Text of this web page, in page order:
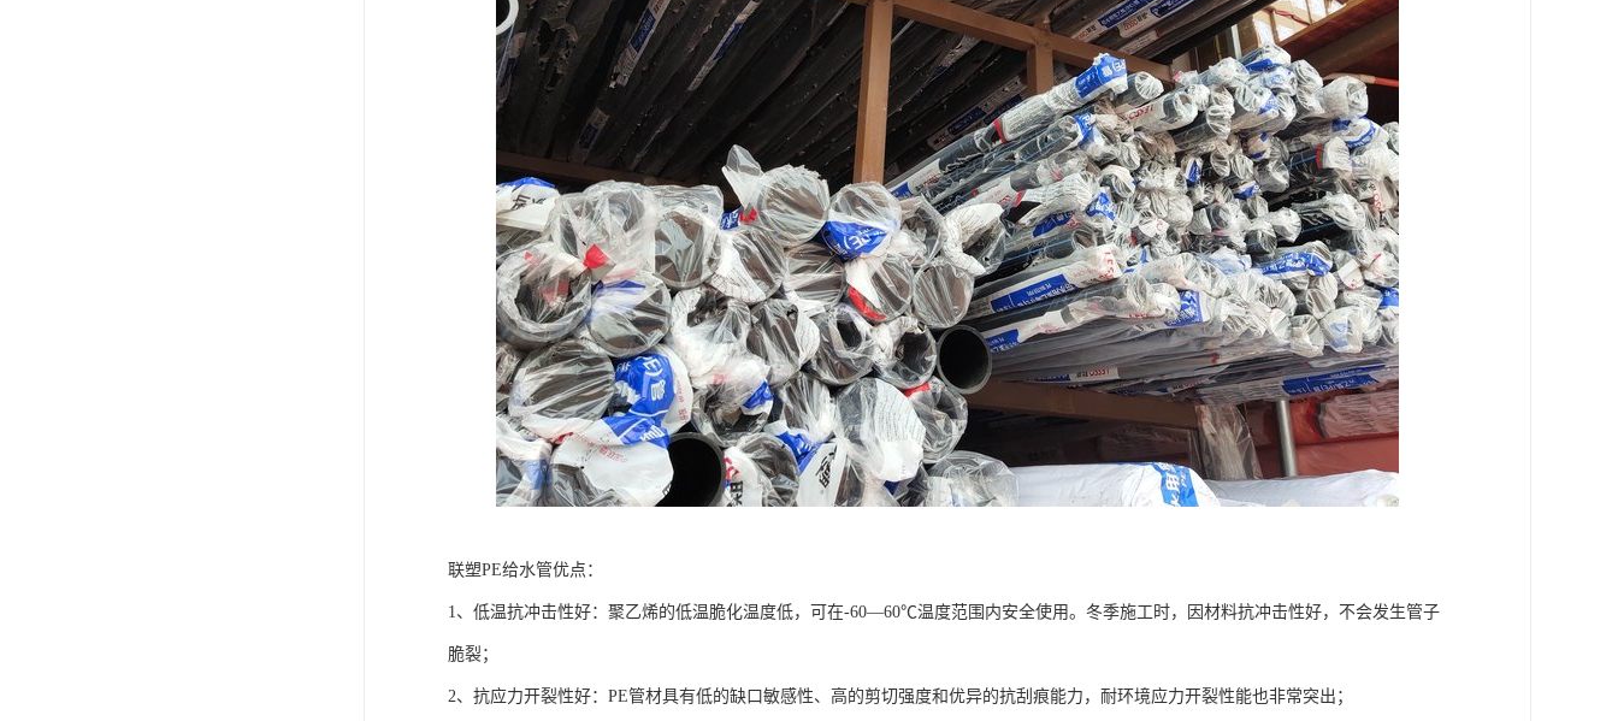
联塑PE给水管优点：
1、低温抗冲击性好：聚乙烯的低温脆化温度低，可在-60—60℃温度范围内安全使用。冬季施工时，因材料抗冲击性好，不会发生管子
脆裂；
2、抗应力开裂性好：PE管材具有低的缺口敏感性、高的剪切强度和优异的抗刮痕能力，耐环境应力开裂性能也非常突出；